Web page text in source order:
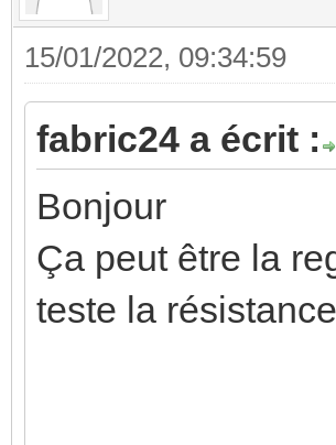
15/01/2022, 09:34:59
fabric24 a écrit :
Bonjour
Ça peut être la
teste la